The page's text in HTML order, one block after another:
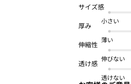
小さい
薄い
伸びない
透けない